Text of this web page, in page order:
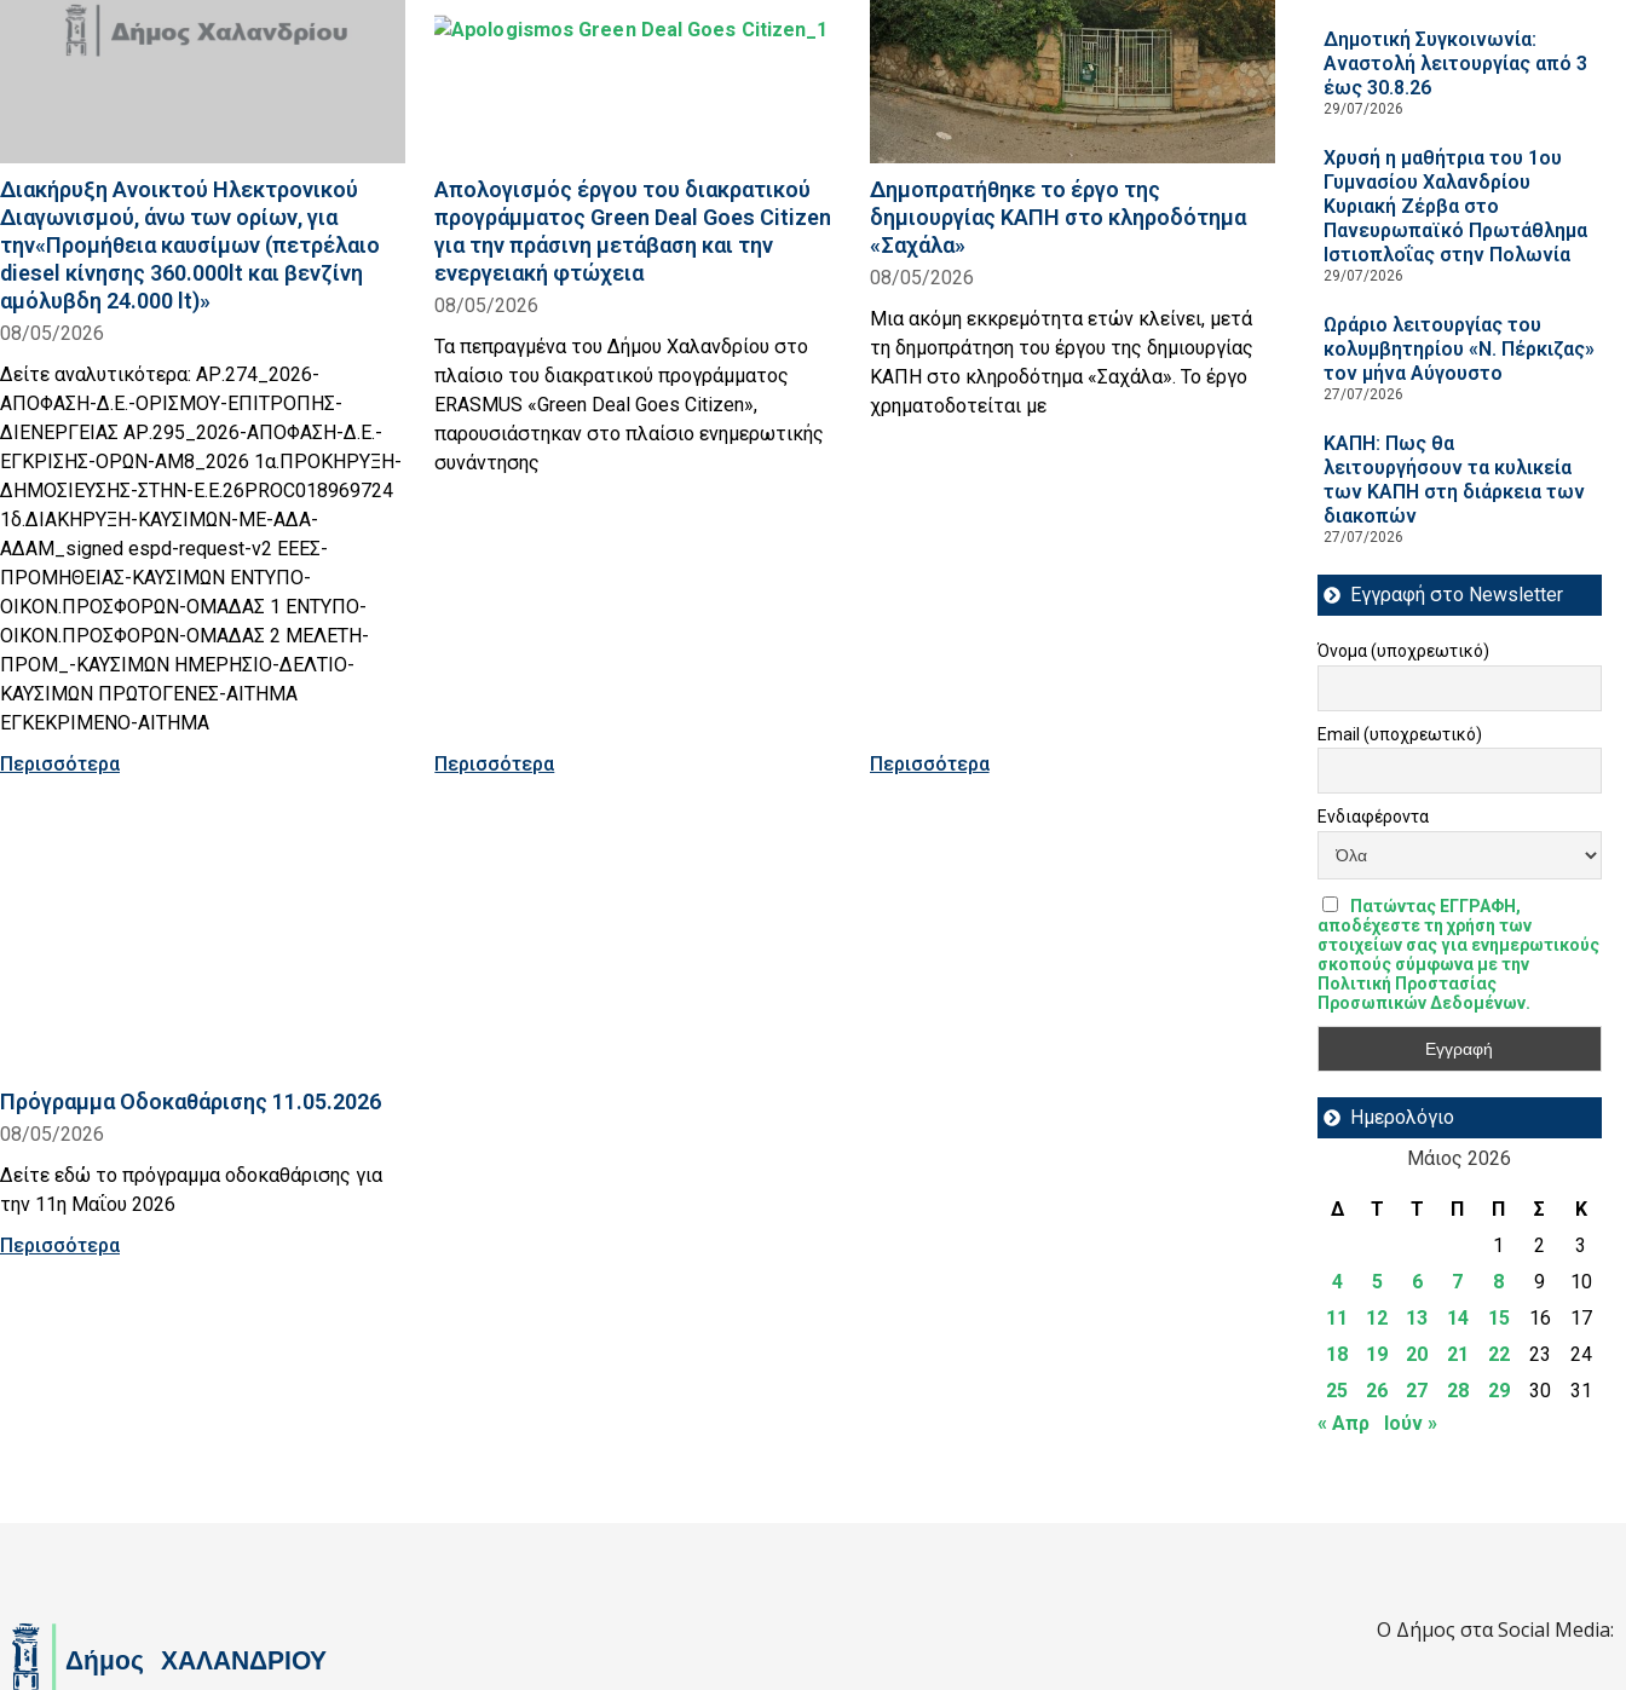
Διακήρυξη Ανοικτού Ηλεκτρονικού
Διαγωνισμού, άνω των ορίων, για
την«Προμήθεια καυσίμων (πετρέλαιο
diesel κίνησης 360.000lt και βενζίνη
αμόλυβδη 24.000 lt)»
08/05/2026
Δείτε αναλυτικότερα: ΑΡ.274_2026-
ΑΠΟΦΑΣΗ-Δ.Ε.-ΟΡΙΣΜΟΥ-ΕΠΙΤΡΟΠΗΣ-
ΔΙΕΝΕΡΓΕΙΑΣ ΑΡ.295_2026-ΑΠΟΦΑΣΗ-Δ.Ε.-
ΕΓΚΡΙΣΗΣ-ΟΡΩΝ-ΑΜ8_2026 1α.ΠΡΟΚΗΡΥΞΗ-
ΔΗΜΟΣΙΕΥΣΗΣ-ΣΤΗΝ-Ε.Ε.26PROC018969724
1δ.ΔΙΑΚΗΡΥΞΗ-ΚΑΥΣΙΜΩΝ-ΜΕ-ΑΔΑ-
ΑΔΑΜ_signed espd-request-v2 ΕΕΕΣ-
ΠΡΟΜΗΘΕΙΑΣ-ΚΑΥΣΙΜΩΝ ΕΝΤΥΠΟ-
ΟΙΚΟΝ.ΠΡΟΣΦΟΡΩΝ-ΟΜΑΔΑΣ 1 ΕΝΤΥΠΟ-
ΟΙΚΟΝ.ΠΡΟΣΦΟΡΩΝ-ΟΜΑΔΑΣ 2 ΜΕΛΕΤΗ-
ΠΡΟΜ_-ΚΑΥΣΙΜΩΝ ΗΜΕΡΗΣΙΟ-ΔΕΛΤΙΟ-
ΚΑΥΣΙΜΩΝ ΠΡΩΤΟΓΕΝΕΣ-ΑΙΤΗΜΑ
ΕΓΚΕΚΡΙΜΕΝΟ-ΑΙΤΗΜΑ
Περισσότερα
Απολογισμός έργου του διακρατικού
προγράμματος Green Deal Goes Citizen
για την πράσινη μετάβαση και την
ενεργειακή φτώχεια
08/05/2026
Τα πεπραγμένα του Δήμου Χαλανδρίου στο
πλαίσιο του διακρατικού προγράμματος
ERASMUS «Green Deal Gοes Citizen»,
παρουσιάστηκαν στο πλαίσιο ενημερωτικής
συνάντησης
Περισσότερα
Δημοπρατήθηκε το έργο της
δημιουργίας ΚΑΠΗ στο κληροδότημα
«Σαχάλα»
08/05/2026
Μια ακόμη εκκρεμότητα ετών κλείνει, μετά
τη δημοπράτηση του έργου της δημιουργίας
ΚΑΠΗ στο κληροδότημα «Σαχάλα». Το έργο
χρηματοδοτείται με
Περισσότερα
Πρόγραμμα Οδοκαθάρισης 11.05.2026
08/05/2026
Δείτε εδώ το πρόγραμμα οδοκαθάρισης για
την 11η Μαΐου 2026
Περισσότερα
Δημοτική Συγκοινωνία:
Αναστολή λειτουργίας από 3
έως 30.8.26
29/07/2026
Χρυσή η μαθήτρια του 1ου
Γυμνασίου Χαλανδρίου
Κυριακή Ζέρβα στο
Πανευρωπαϊκό Πρωτάθλημα
Ιστιοπλοΐας στην Πολωνία
29/07/2026
Ωράριο λειτουργίας του
κολυμβητηρίου «Ν. Πέρκιζας»
τον μήνα Αύγουστο
27/07/2026
ΚΑΠΗ: Πως θα
λειτουργήσουν τα κυλικεία
των ΚΑΠΗ στη διάρκεια των
διακοπών
27/07/2026
Εγγραφή στο Newsletter
Όνομα (υποχρεωτικό)
Email (υποχρεωτικό)
Ενδιαφέροντα
Πατώντας ΕΓΓΡΑΦΗ,
αποδέχεστε τη χρήση των
στοιχείων σας για ενημερωτικούς
σκοπούς σύμφωνα με την
Πολιτική Προστασίας
Προσωπικών Δεδομένων.
Ημερολόγιο
Μάιος 2026
Δ Τ Τ Π Π Σ
Κ
1
2
3
4
5 6 7 8 9
10
11
12 13 14 15 16
17
18
19 20 21 22 23
24
25
26 27 28 29 30
31
« Απρ
Ιούν »
Ο Δήμος στα Social Media: